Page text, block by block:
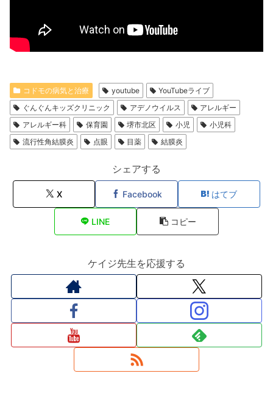
コドモの病気と治療 youtube
YouTubeライブ
ぐんぐんキッズクリニック
アデノウイルス
アレルギー
アレルギー科
保育園 堺市北区 小児
小児科
流行性角結膜炎
点眼 目薬 結膜炎
シェアする
X Facebook はてブ
LINE コピー
ケイジ先生を応援する